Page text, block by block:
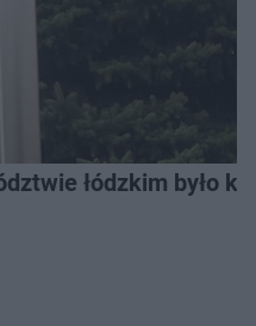
łódzkim było